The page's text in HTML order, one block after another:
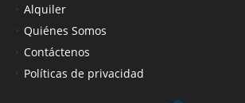
Alquiler
Quiénes Somos
Contáctenos
Políticas de privacidad